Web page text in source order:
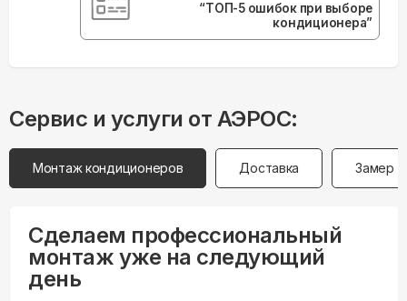
“ТОП-5 ошибок при выборе
кондиционера”
Сервис и услуги от АЭРОС:
Монтаж кондиционеров Доставка Замер
Сделаем профессиональный
монтаж уже на следующий
день